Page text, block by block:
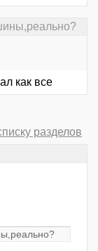
как все
разделов